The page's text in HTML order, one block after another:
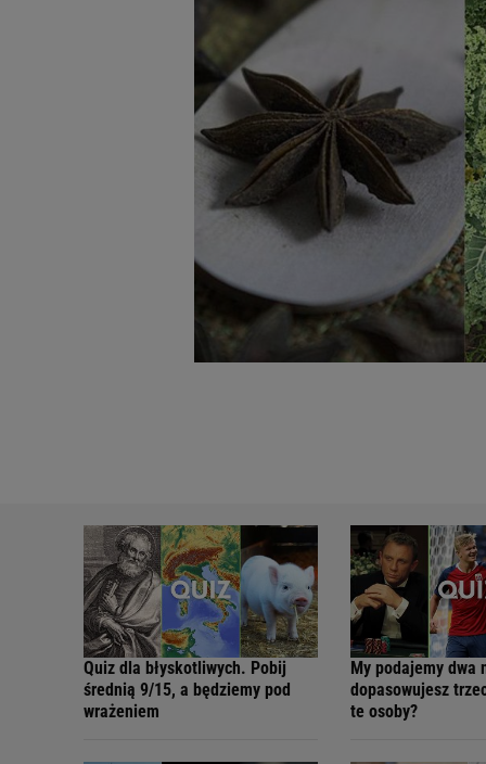
Quiz dla błyskotliwych. Pobij
średnią 9/15, a będziemy pod
wrażeniem
My podajemy dwa
dopasowujesz
te osoby?
badnie odbiorców i